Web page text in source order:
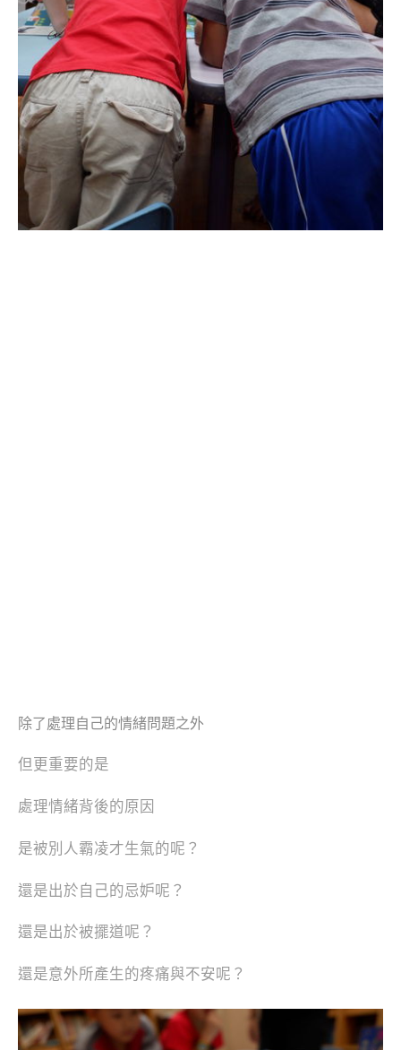
除了處理自己的情緒問題之外
但更重要的是
處理情緒背後的原因
是被別人霸凌才生氣的呢？
還是出於自己的忌妒呢？
還是出於被擺道呢？
還是意外所產生的疼痛與不安呢？